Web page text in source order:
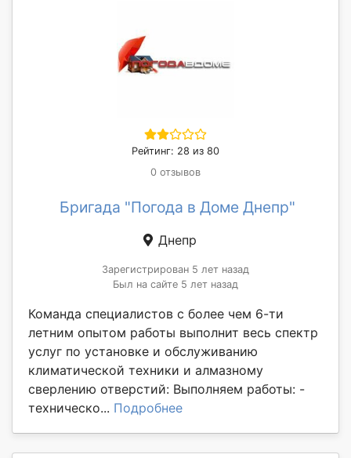
Рейтинг: 28 из 80
0 отзывов
Бригада "Погода в Доме Днепр"
Днепр
Зарегистрирован 5 лет назад
Был на сайте 5 лет назад
Команда специалистов с более чем 6-ти
летним опытом работы выполнит весь спектр
услуг по установке и обслуживанию
климатической техники и алмазному
сверлению отверстий: Выполняем работы: -
техническо... Подробнее